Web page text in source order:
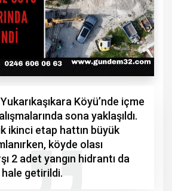
Köyü’nde içme
sona yaklaşıldı.
ikinci etap hattın büyük
köyde olası
2 adet yangın hidrantı da
getirildi.